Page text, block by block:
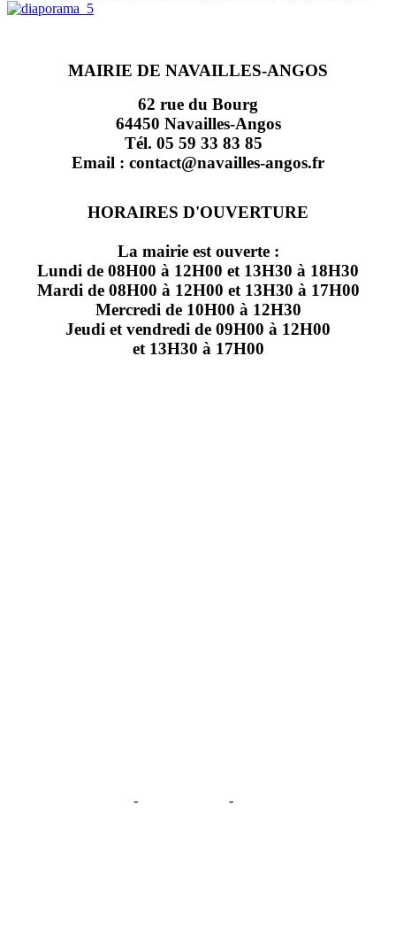
MAIRIE DE NAVAILLES-ANGOS
62 rue du Bourg
64450 Navailles-Angos
Tél. 05 59 33 83 85
Email : contact@navailles-angos.fr
HORAIRES D'OUVERTURE
La mairie est ouverte :
Lundi de 08H00 à 12H00 et 13H30 à 18H30
Mardi de 08H00 à 12H00 et 13H30 à 17H00
Mercredi de 10H00 à 12H30
Jeudi et vendredi de 09H00 à 12H00
et 13H30 à 17H00
- -